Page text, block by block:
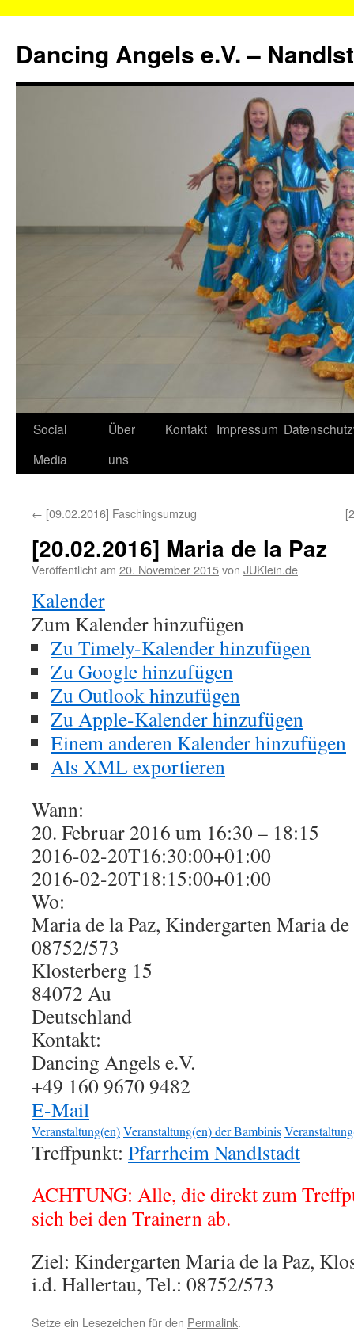
springen
Dancing Angels e.V. –
Social
Media
Über
uns
Kontakt Impressum
← [09.02.2016] Faschingsumzug
[20.02.2016] Maria de la Paz
Veröffentlicht am 20. November 2015von JUKlein.de
Kalender
Zum Kalender hinzufügen
Zu Timely-Kalender hinzufügen
Zu Google hinzufügen
Zu Outlook hinzufügen
Zu Apple-Kalender hinzufügen
Einem anderen Kalender hinzufügen
Als XML exportieren
Wann:
20. Februar 2016 um 16:30 – 18:15
2016-02-20T16:30:00+01:00
2016-02-20T18:15:00+01:00
Wo:
Maria de la Paz, Kindergarten Maria de
08752/573
Klosterberg 15
84072 Au
Deutschland
Kontakt:
Dancing Angels e.V.
+49 160 9670 9482
E-Mail
Veranstaltung(en)Veranstaltung(en) der Bambinis
Treffpunkt: Pfarrheim Nandlstadt
ACHTUNG: Alle, die direkt zum
sich bei den Trainern ab.
Ziel: Kindergarten Maria de la Paz,
i.d. Hallertau, Tel.: 08752/573
Setze ein Lesezeichen für den Permalink.